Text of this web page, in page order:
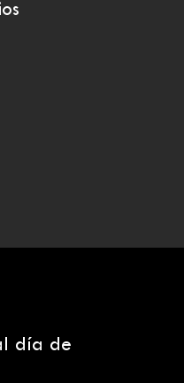
día de